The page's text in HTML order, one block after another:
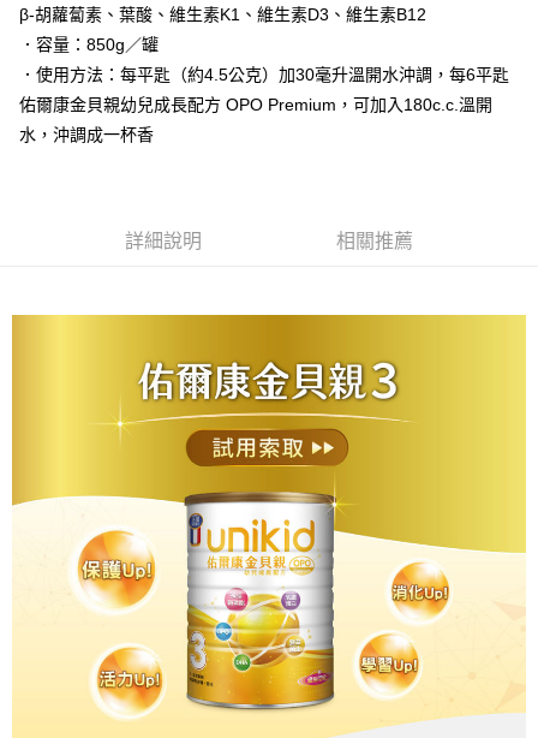
１．於結帳方式選擇「AFTEE先享後付」後，將跳轉至「AFTEE先享後付」
結帳頁面，進行簡訊認證並確認金額後，即可完成結帳。
２．訂單成立數日內，您將收到繳費通知簡訊。
３．收到繳費通知簡訊後14天內，點擊此簡訊中的連結，可透過四大超商／
ATM／網路銀行／等多元方式進行付款，方視為交易完成。
※ 請注意：結帳手續完成當下不需立刻繳費，但若您需要取消訂單，請聯絡
客戶支援中心」https://netprotections.freshdesk.com/support/home
２．關於個人資料處理事宜，請瀏覽以下網址：
https://aftee.tw/terms/#terms3
３．未成年的使用者請事先徵得法定代理人或監護人之同意方可使用
「AFTEE先享後付」，若未經同意申辦者引起之損失，本公司不負相關責
時審查核予不同之上限額度；若仍有額度不足之情形，本公司將視審查結果
５．嚴禁一人註冊多個帳號或使用他人資訊註冊。若發現惡意使用之情形，
恩沛科技股份有限公司將有權停止該用戶之使用額度並採取法律行動。
離島宅配
每筆NT$150，滿NT$890(含以上)免運費
β-胡蘿蔔素、葉酸、維生素K1、維生素D3、維生素B12
．容量：850g／罐
．使用方法：每平匙（約4.5公克）加30毫升溫開水沖調，每6平匙
佑爾康金貝親幼兒成長配方 OPO Premium，可加入180c.c.溫開
水，沖調成一杯香
詳細說明 相關推薦